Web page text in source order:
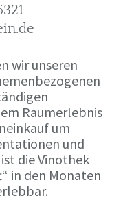
wir unseren
Raumerlebnis
um
und
die Vinothek
in den Monaten